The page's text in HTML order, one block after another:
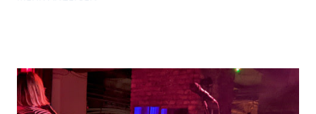
sonst mühsam in der Nacht saniert wird, wochenlang gar
kurz nach Ostern ein gelbes Wunder? Oder braucht es
noch mehr Ersatzverkehr, kleine gezielte Nadelstiche, um